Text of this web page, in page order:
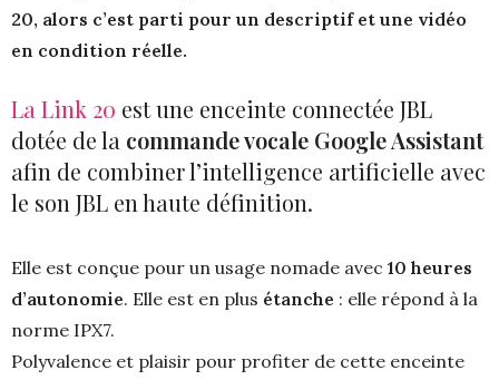
20, alors c’est parti pour un descriptif et une vidéo
en condition réelle.
La Link 20 est une enceinte connectée JBL
dotée de la commande vocale Google Assistant
afin de combiner l’intelligence artificielle avec
le son JBL en haute définition.
Elle est conçue pour un usage nomade avec 10 heures
d’autonomie. Elle est en plus étanche : elle répond à la
norme IPX7.
Polyvalence et plaisir pour profiter de cette enceinte